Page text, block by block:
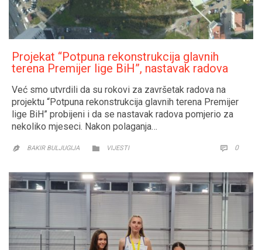
Projekat “Potpuna rekonstrukcija glavnih
terena Premijer lige BiH”, nastavak radova
Već smo utvrdili da su rokovi za završetak radova na
projektu “Potpuna rekonstrukcija glavnih terena Premijer
lige BiH” probijeni i da se nastavak radova pomjerio za
nekoliko mjeseci. Nakon polaganja…
 BAKIR BULJUGIJA  CATEGORY
VIJESTI  0